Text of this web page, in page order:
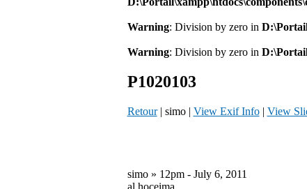
Warning: Division by zero in
Warning: Division by zero in
P1020103
Retour| simo | View Exif Info| View
simo » 12pm - July 6, 2011
al hoceima